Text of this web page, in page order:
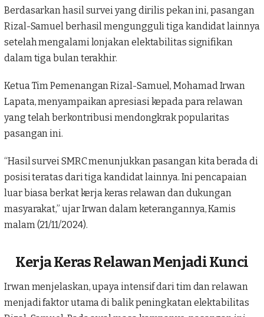
Berdasarkan hasil survei yang dirilis pekan ini, pasangan
Rizal-Samuel berhasil mengungguli tiga kandidat lainnya
setelah mengalami lonjakan elektabilitas signifikan
dalam tiga bulan terakhir.
Ketua Tim Pemenangan Rizal-Samuel, Mohamad Irwan
Lapata, menyampaikan apresiasi kepada para relawan
yang telah berkontribusi mendongkrak popularitas
pasangan ini.
“Hasil survei SMRC menunjukkan pasangan kita berada di
posisi teratas dari tiga kandidat lainnya. Ini pencapaian
luar biasa berkat kerja keras relawan dan dukungan
masyarakat,” ujar Irwan dalam keterangannya, Kamis
malam (21/11/2024).
Kerja Keras Relawan Menjadi Kunci
Irwan menjelaskan, upaya intensif dari tim dan relawan
menjadi faktor utama di balik peningkatan elektabilitas